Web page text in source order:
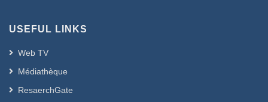
USEFUL LINKS
Web TV
Médiathèque
ResaerchGate